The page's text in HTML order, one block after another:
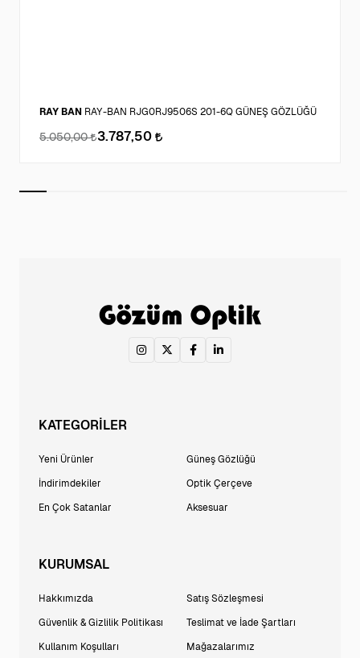
RAY BAN RAY-BAN RJG0RJ9506S 201-6Q GÜNEŞ GÖZLÜĞÜ
5.050,00 3.787,50
KATEGORİLER
Yeni Ürünler
İndirimdekiler
En Çok Satanlar
Güneş Gözlüğü
Optik Çerçeve
Aksesuar
KURUMSAL
Hakkımızda
Güvenlik & Gizlilik Politikası
Kullanım Koşulları
Satış Sözleşmesi
Teslimat ve İade Şartları
Mağazalarımız